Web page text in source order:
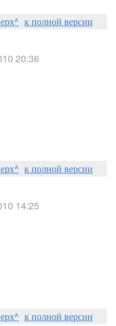
к полной версии
20:36
к полной версии
14:25
к полной версии